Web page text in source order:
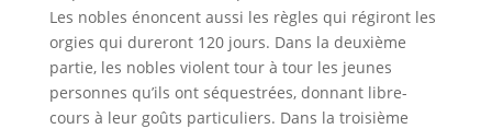
Les nobles énoncent aussi les règles qui régiront les
orgies qui dureront 120 jours. Dans la deuxième
partie, les nobles violent tour à tour les jeunes
personnes qu’ils ont séquestrées, donnant libre-
cours à leur goûts particuliers. Dans la troisième